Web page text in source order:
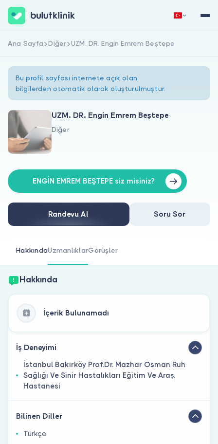
Hakkımızda
Doktorlar için
Doktor musunuz?
Hemen Kaydol Giriş Yap
Ana Sayfa Diğer UZM. DR. Engin Emrem Beştepe
Bu profil sayfası internete açık olan
bilgilerden otomatik olarak oluşturulmuştur.
UZM. DR. Engin Emrem Beştepe
Diğer
ENGİN EMREM BEŞTEPE siz misiniz?
Randevu Al Soru Sor
HakkındaUzmanlıklarGörüşler
Hakkında
İçerik Bulunamadı
İş Deneyimi
İstanbul Bakırköy Prof.Dr. Mazhar Osman Ruh
Sağlığı Ve Sinir Hastalıkları Eğitim Ve Araş.
Hastanesi
Bilinen Diller
Türkçe